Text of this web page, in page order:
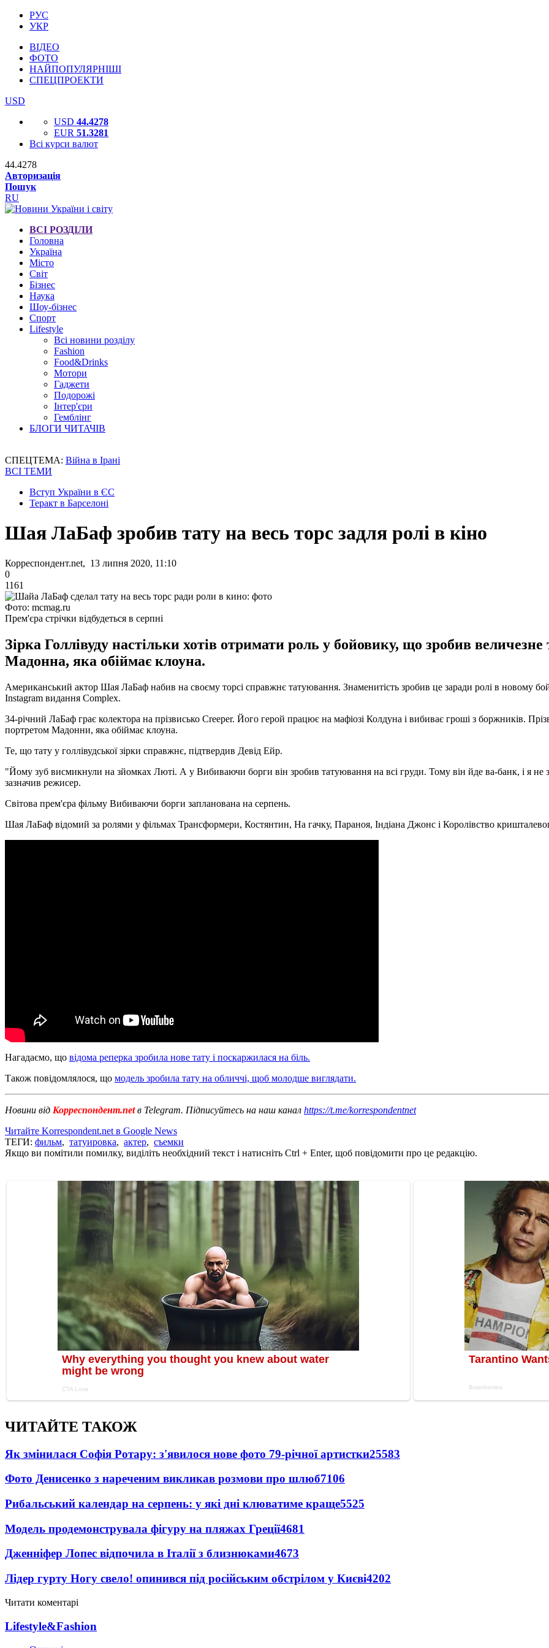
РУС
УКР
ВІДЕО
ФОТО
НАЙПОПУЛЯРНІШІ
СПЕЦПРОЕКТИ
USD
USD 44.4278
EUR 51.3281
Всі курси валют
44.4278
Авторизація
Пошук
RU
ВСІ РОЗДІЛИ
Головна
Україна
Місто
Світ
Бізнес
Наука
Шоу-бізнес
Спорт
Lifestyle
Всі новини розділу
Fashion
Food&Drinks
Мотори
Гаджети
Подорожі
Інтер'єри
Гемблінг
БЛОГИ ЧИТАЧІВ
СПЕЦТЕМА: Війна в Ірані
ВСІ ТЕМИ
Вступ України в ЄС
Теракт в Барселоні
Шая ЛаБаф зробив тату на весь торс задля ролі в кіно
Корреспондент.net, 13 липня 2020, 11:10
0
1161
Фото: mcmag.ru
Прем'єра стрічки відбудеться в серпні
Зірка Голлівуду настільки хотів отримати роль у бойовику, що зробив
Мадонна, яка обіймає клоуна.
Американський актор Шая ЛаБаф набив на своєму торсі справжнє татуювання. Знаменитість зробив це заради ролі в новому
Instagram видання Complex.
34-річний ЛаБаф грає колектора на прізвисько Creeper. Його герой працює на мафіозі Колдуна і вибиває гроші з боржників.
портретом Мадонни, яка обіймає клоуна.
Те, що тату у голлівудської зірки справжнє, підтвердив Девід Ейр.
"Йому зуб висмикнули на зйомках Люті. А у Вибиваючи борги він зробив татуювання на всі груди. Тому він йде ва-банк, і я не
зазначив режисер.
Світова прем'єра фільму Вибиваючи борги запланована на серпень.
Шая ЛаБаф відомий за ролями у фільмах Трансформери, Костянтин, На гачку, Параноя, Індіана Джонс і Королівство
Нагадаємо, що відома реперка зробила нове тату і поскаржилася на біль.
Також повідомлялося, що модель зробила тату на обличчі, щоб молодше виглядати.
Новини від Корреспондент.netв Telegram. Підписуйтесь на наш канал https://t.me/korrespondentnet
Читайте Korrespondent.net в Google News
ТЕГИ: фильм, татуировка, актер, съемки
Якщо ви помітили помилку, виділіть необхідний текст і натисніть Ctrl + Enter, щоб повідомити про це редакцію.
ЧИТАЙТЕ ТАКОЖ
Як змінилася Софія Ротару: з'явилося нове фото 79-річної артистки25583
Фото Денисенко з нареченим викликав розмови про шлюб7106
Рибальський календар на серпень: у які дні клюватиме краще5525
Модель продемонструвала фігуру на пляжах Греції4681
Дженніфер Лопес відпочила в Італії з близнюками4673
Лідер гурту Ногу свело! опинився під російським обстрілом у Києві4202
Читати коментарі
Lifestyle&Fashion